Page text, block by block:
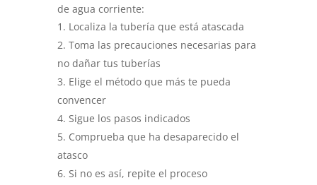
de agua corriente:
Localiza la tubería que está atascada
Toma las precauciones necesarias para
no dañar tus tuberías
Elige el método que más te pueda
convencer
Sigue los pasos indicados
Comprueba que ha desaparecido el
atasco
Si no es así, repite el proceso